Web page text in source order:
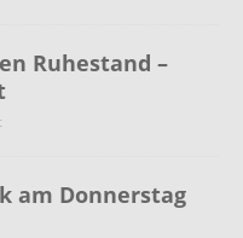
Ruhestand –
am Donnerstag